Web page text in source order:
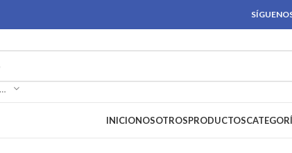
SELECCIONAR CATEGORÍA
INICIONOSOTROSPRODUCTOS